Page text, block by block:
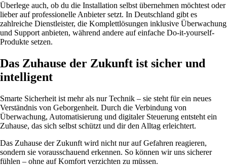
Überlege auch, ob du die Installation selbst übernehmen möchtest oder
lieber auf professionelle Anbieter setzt. In Deutschland gibt es
zahlreiche Dienstleister, die Komplettlösungen inklusive Überwachung
und Support anbieten, während andere auf einfache Do-it-yourself-
Produkte setzen.
Das Zuhause der Zukunft ist sicher und
intelligent
Smarte Sicherheit ist mehr als nur Technik – sie steht für ein neues
Verständnis von Geborgenheit. Durch die Verbindung von
Überwachung, Automatisierung und digitaler Steuerung entsteht ein
Zuhause, das sich selbst schützt und dir den Alltag erleichtert.
Das Zuhause der Zukunft wird nicht nur auf Gefahren reagieren,
sondern sie vorausschauend erkennen. So können wir uns sicherer
fühlen – ohne auf Komfort verzichten zu müssen.